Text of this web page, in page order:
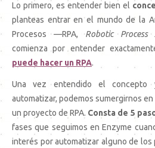
Lo primero, es entender bien el
planteas entrar en el mundo de la
Procesos —RPA,Robotic Process
comienza por entender
puede hacer un RPA.
Una vez entendido el
automatizar, podemos sumergirnos
un proyecto de RPA. Consta de 5
fases que seguimos en Enzyme
interés por automatizar alguno de